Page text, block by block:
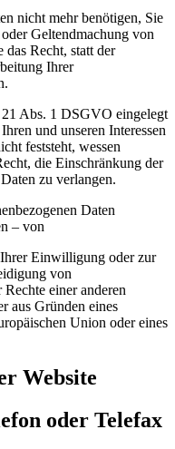
nicht mehr benötigen, Sie
Geltendmachung von
das Recht, statt der
Ihrer
Abs. 1 DSGVO eingelegt
und unseren Interessen
feststeht, wessen
die Einschränkung der
zu verlangen.
Daten
– von
Einwilligung oder zur
von
einer anderen
aus Gründen eines
Union oder eines
Website
oder Telefax